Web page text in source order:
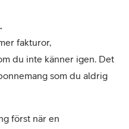
fakturor,
du inte känner igen. Det
som du aldrig
först när en